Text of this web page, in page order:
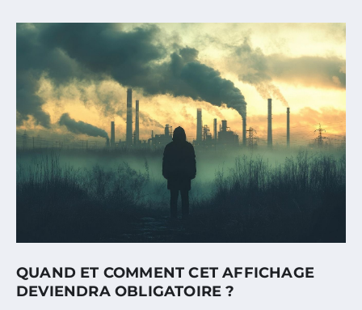
QUAND ET COMMENT CET AFFICHAGE
DEVIENDRA OBLIGATOIRE ?